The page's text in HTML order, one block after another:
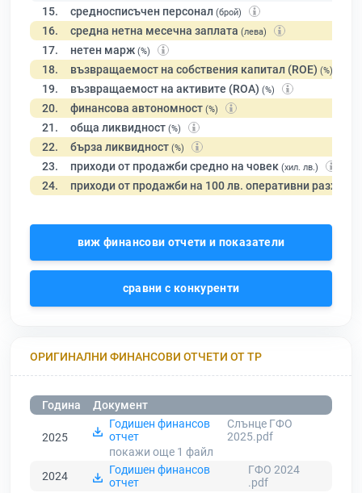
15. средносписъчен персонал (брой)
16. средна нетна месечна заплата (лева)
17. нетен марж (%)
18. възвращаемост на собствения капитал (ROE) (%)
19. възвращаемост на активите (ROA) (%)
20. финансова автономност (%)
21. обща ликвидност (%)
22. бърза ликвидност (%)
23. приходи от продажби средно на човек (хил. лв.)
24. приходи от продажби на 100 лв. оперативни разходи
виж финансови отчети и показатели
сравни с конкуренти
ОРИГИНАЛНИ ФИНАНСОВИ ОТЧЕТИ ОТ ТР
Година Документ
2025
Годишен финансов
отчет
Слънце ГФО
2025.pdf
покажи още 1 файл
2024
Годишен финансов
отчет
ГФО 2024
.pdf